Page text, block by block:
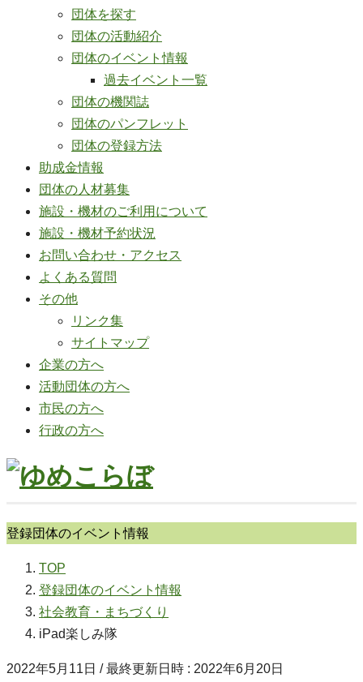
団体を探す
団体の活動紹介
団体のイベント情報
過去イベント一覧
団体の機関誌
団体のパンフレット
団体の登録方法
助成金情報
団体の人材募集
施設・機材のご利用について
施設・機材予約状況
お問い合わせ・アクセス
よくある質問
その他
リンク集
サイトマップ
企業の方へ
活動団体の方へ
市民の方へ
行政の方へ
登録団体のイベント情報
TOP
登録団体のイベント情報
社会教育・まちづくり
iPad楽しみ隊
2022年5月11日 / 最終更新日時 : 2022年6月20日